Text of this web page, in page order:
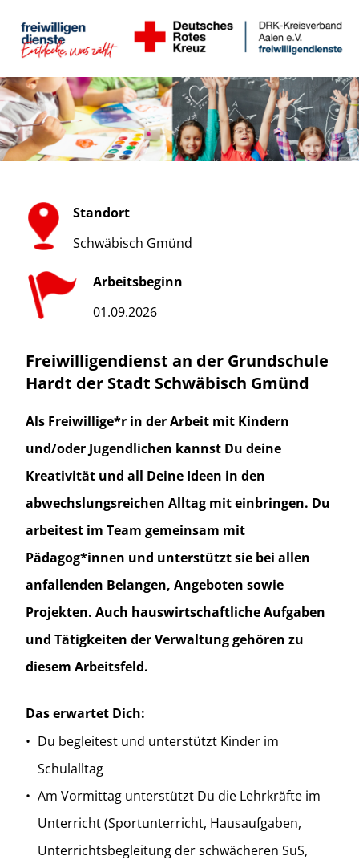
Standort
Schwäbisch Gmünd
Arbeitsbeginn
01.09.2026
Freiwilligendienst an der Grundschule
Hardt der Stadt Schwäbisch Gmünd
Als Freiwillige*r in der Arbeit mit Kindern
und/oder Jugendlichen kannst Du deine
Kreativität und all Deine Ideen in den
abwechslungsreichen Alltag mit einbringen. Du
arbeitest im Team gemeinsam mit
Pädagog*innen und unterstützt sie bei allen
anfallenden Belangen, Angeboten sowie
Projekten. Auch hauswirtschaftliche Aufgaben
und Tätigkeiten der Verwaltung gehören zu
diesem Arbeitsfeld.
Das erwartet Dich:
Du begleitest und unterstützt Kinder im
Schulalltag
Am Vormittag unterstützt Du die Lehrkräfte im
Unterricht (Sportunterricht, Hausaufgaben,
Unterrichtsbegleitung der schwächeren SuS,